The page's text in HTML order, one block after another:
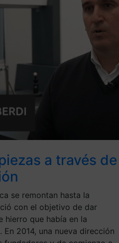
a través de
se remontan hasta la
con el objetivo de dar
hierro que había en la
2014, una nueva dirección